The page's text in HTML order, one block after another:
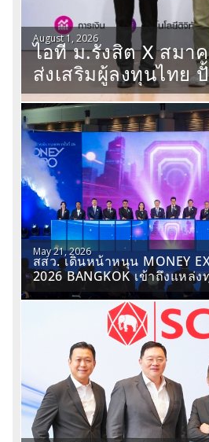
August 1, 2026
ไอที ม.รังสิต X สมา
ส่งเสริมผู้ลงทุนไทย
คนการเงินยุค AI เส
อาวุธข้อมูล -วิเคราะ
ตลาดทุน
May 21, 2026
สสว. เดินหน้าหนุน MONEY
2026 BANGKOK เข้าถึงแหล่ง
ชุมชน เสริมสร้างโอกาสทางก
แก่ผู้ประกอบการ SME